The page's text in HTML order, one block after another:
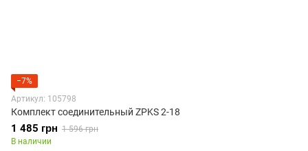
−7%
Артикул: 105798
Комплект соединительный ZPKS 2-18
1 485 грн 1 596 грн
В наличии